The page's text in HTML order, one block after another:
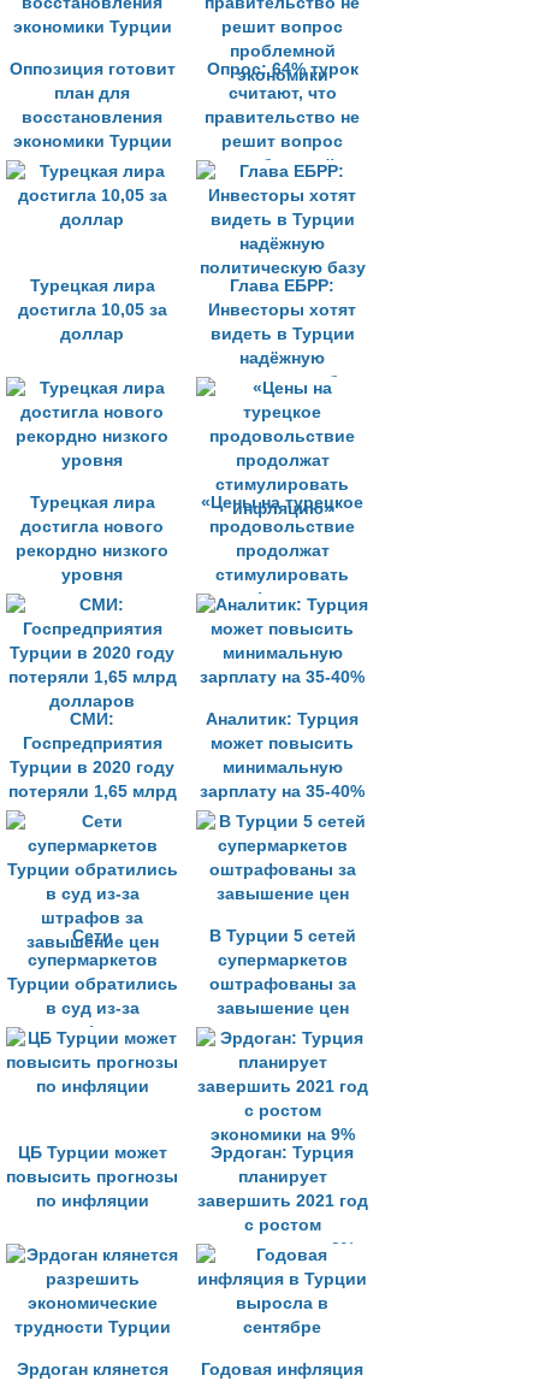
Оппозиция готовит
план для
восстановления
экономики Турции
Опрос: 64% турок
считают, что
правительство не
решит вопрос
проблемной
экономики
Турецкая лира
достигла 10,05 за
доллар
Глава ЕБРР:
Инвесторы хотят
видеть в Турции
надёжную
политическую базу
Турецкая лира
достигла нового
рекордно низкого
уровня
«Цены на турецкое
продовольствие
продолжат
стимулировать
инфляцию»
СМИ:
Госпредприятия
Турции в 2020 году
потеряли 1,65 млрд
долларов
Аналитик: Турция
может повысить
минимальную
зарплату на 35-40%
Сети
супермаркетов
Турции обратились
в суд из-за
штрафов за
завышение цен
В Турции 5 сетей
супермаркетов
оштрафованы за
завышение цен
ЦБ Турции может
повысить прогнозы
по инфляции
Эрдоган: Турция
планирует
завершить 2021 год
с ростом
экономики на 9%
Эрдоган клянется
Годовая инфляция